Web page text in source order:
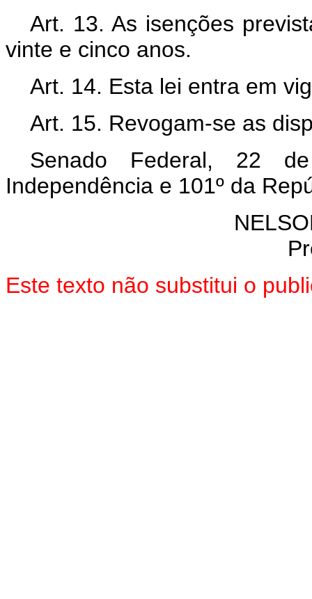
Art. 13. As isenções
vinte e cinco anos.
Art. 14. Esta lei entra em
Art. 15. Revogam-se as
Senado Federal, 22
Independência e 101º da
Este texto não substitui o